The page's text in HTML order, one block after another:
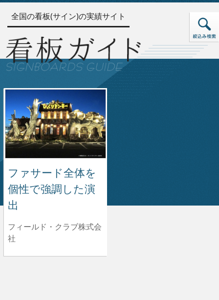
全国の看板(サイン)の実績サイト
ファサード全体を
個性で強調した演
出
フィールド・クラブ株式会
社